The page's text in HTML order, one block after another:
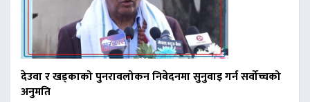
देउवा र खड्काको पुनरावलोकन निवेदनमा सुनुवाइ गर्न सर्वोच्चको
अनुमति